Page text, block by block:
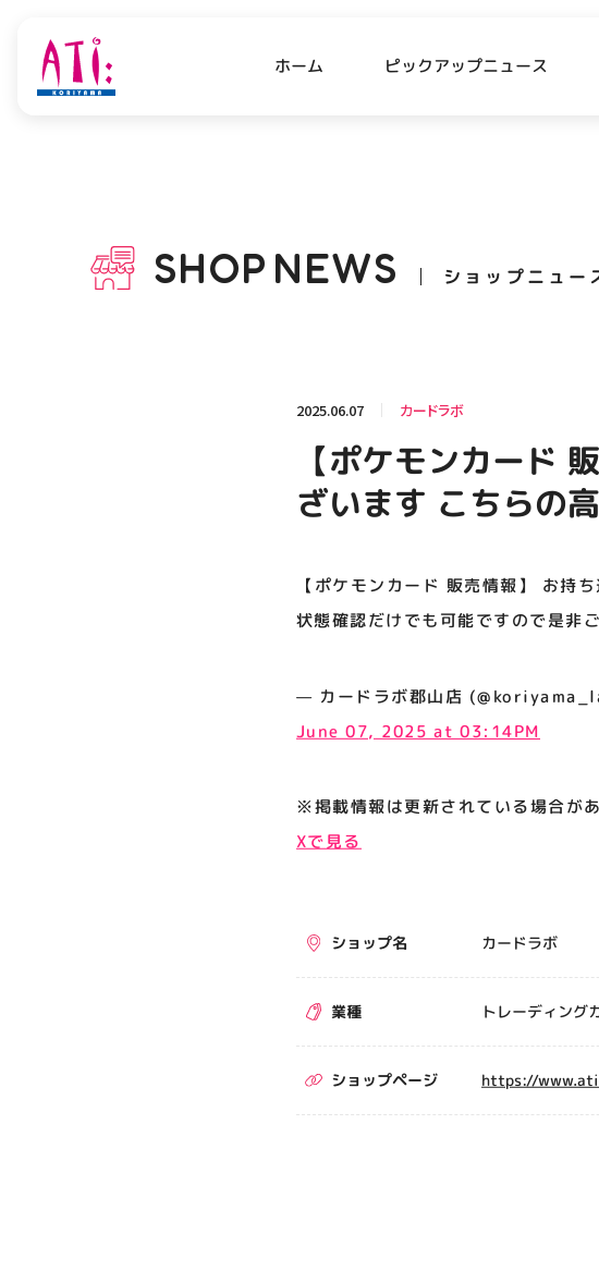
ホーム ピックアップニュース
テナン
催事出店
SHOP NEWS ショップニュー
2025.06.07 カードラボ
【ポケモンカード
ざいます こちらの
【ポケモンカード 販売情報】 お持
状態確認だけでも可能ですので是非
— カードラボ郡山店
June 07, 2025 at 03:14PM
※掲載情報は更新されている場合が
Xで見る
ショップ名 カードラボ
業種 トレーディング
ショップページ https://